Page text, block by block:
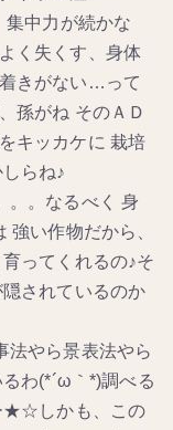
集中力が続かな
く失くす、身体
きがない…って
孫がね そのＡＤ
キッカケに 栽培
らね♪
。なるべく 身
い作物だから、
ってくれるの♪そ
されているのか
法やら景表法やら
わ(*´ω｀*)調べる
★☆しかも、この